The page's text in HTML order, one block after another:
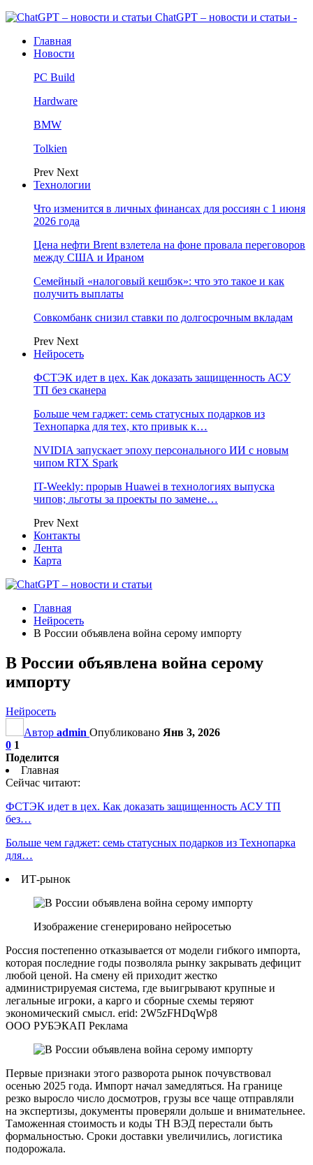
ChatGPT – новости и статьи -
Главная
Новости
PC Build
Hardware
BMW
Tolkien
Prev Next
Технологии
Что изменится в личных финансах для россиян с 1 июня
2026 года
Цена нефти Brent взлетела на фоне провала переговоров
между США и Ираном
Семейный «налоговый кешбэк»: что это такое и как
получить выплаты
Совкомбанк снизил ставки по долгосрочным вкладам
Prev Next
Нейросеть
ФСТЭК идет в цех. Как доказать защищенность АСУ
ТП без сканера
Больше чем гаджет: семь статусных подарков из
Технопарка для тех, кто привык к…
NVIDIA запускает эпоху персонального ИИ с новым
чипом RTX Spark
IT-Weekly: прорыв Huawei в технологиях выпуска
чипов; льготы за проекты по замене…
Prev Next
Контакты
Лента
Карта
Главная
Нейросеть
В России объявлена война серому импорту
В России объявлена война серому
импорту
Нейросеть
Автор admin Опубликовано Янв 3, 2026
0 1
Поделится
Главная
Сейчас читают:
ФСТЭК идет в цех. Как доказать защищенность АСУ ТП
без…
Больше чем гаджет: семь статусных подарков из Технопарка
для…
ИТ-рынок
Изображение сгенерировано нейросетью
Россия постепенно отказывается от модели гибкого импорта,
которая последние годы позволяла рынку закрывать дефицит
любой ценой. На смену ей приходит жестко
администрируемая система, где выигрывают крупные и
легальные игроки, а карго и сборные схемы теряют
экономический смысл. erid: 2W5zFHDqWp8
ООО РУБЭКАП Реклама
Первые признаки этого разворота рынок почувствовал
осенью 2025 года. Импорт начал замедляться. На границе
резко выросло число досмотров, грузы все чаще отправляли
на экспертизы, документы проверяли дольше и внимательнее.
Таможенная стоимость и коды ТН ВЭД перестали быть
формальностью. Сроки доставки увеличились, логистика
подорожала.